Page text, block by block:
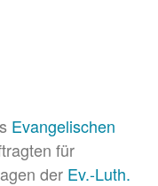
Evangelischen
für
der Ev.-Luth.